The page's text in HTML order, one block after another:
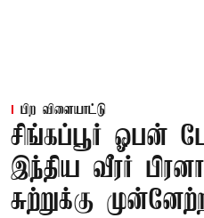
பிற விளையாட்டு
சிங்கப்பூர் ஓபன்
இந்திய வீரர்
சுற்றுக்கு